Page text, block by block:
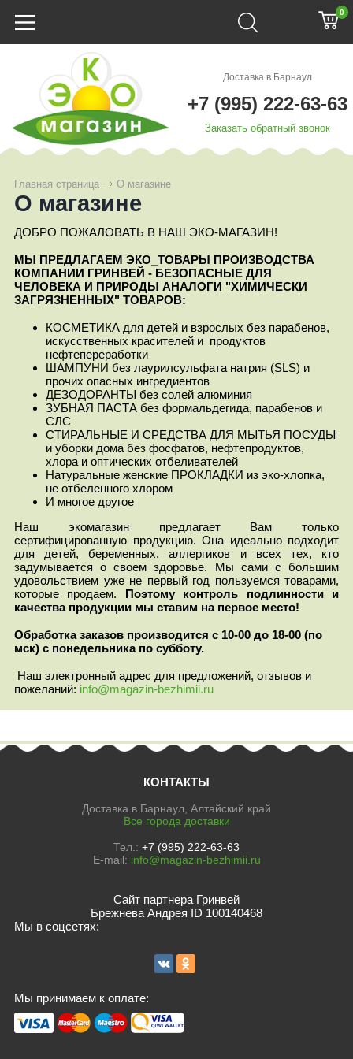
0
Доставка в Барнаул
+7 (995) 222-63-63
Заказать обратный звонок
Главная страница О магазине
О магазине
ДОБРО ПОЖАЛОВАТЬ В НАШ ЭКО-МАГАЗИН!
МЫ ПРЕДЛАГАЕМ ЭКО_ТОВАРЫ ПРОИЗВОДСТВА
КОМПАНИИ ГРИНВЕЙ - БЕЗОПАСНЫЕ ДЛЯ
ЧЕЛОВЕКА И ПРИРОДЫ АНАЛОГИ "ХИМИЧЕСКИ
ЗАГРЯЗНЕННЫХ" ТОВАРОВ:
КОСМЕТИКА для детей и взрослых без парабенов,
искусственных красителей и продуктов
нефтепереработки
ШАМПУНИ без лаурилсульфата натрия (SLS) и
прочих опасных ингредиентов
ДЕЗОДОРАНТЫ без солей алюминия
ЗУБНАЯ ПАСТА без формальдегида, парабенов и
СЛС
СТИРАЛЬНЫЕ И СРЕДСТВА ДЛЯ МЫТЬЯ ПОСУДЫ
и уборки дома без фосфатов, нефтепродуктов,
хлора и оптических отбеливателей
Натуральные женские ПРОКЛАДКИ из эко-хлопка,
не отбеленного хлором
И многое другое
Наш экомагазин предлагает Вам только
сертифицированную продукцию. Она идеально подходит
для детей, беременных, аллергиков и всех тех, кто
задумывается о своем здоровье. Мы сами с большим
удовольствием уже не первый год пользуемся товарами,
которые продаем. Поэтому контроль подлинности и
качества продукции мы ставим на первое место!
Обработка заказов производится с 10-00 до 18-00 (по
мск) с понедельника по субботу.
Наш электронный адрес для предложений, отзывов и
пожеланий: info@magazin-bezhimii.ru
КОНТАКТЫ
Доставка в Барнаул, Алтайский край
Все города доставки
Тел.: +7 (995) 222-63-63
E-mail: info@magazin-bezhimii.ru
Сайт партнера Гринвей
Брежнева Андрея ID 100140468
Мы в соцсетях:
Мы принимаем к оплате: